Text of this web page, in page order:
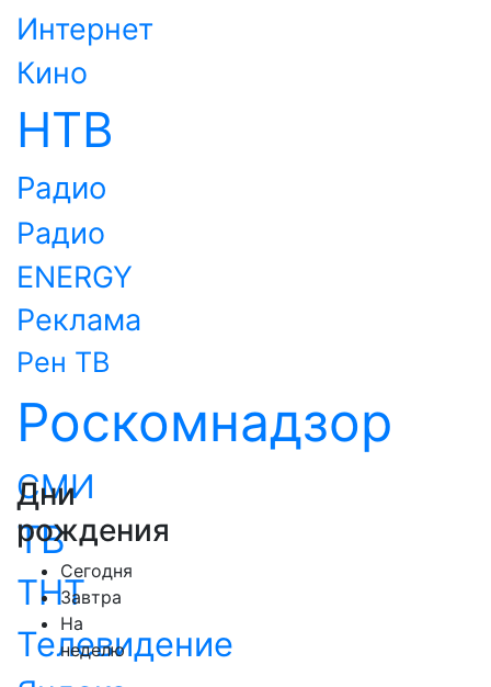
Интернет
Кино
НТВ
Радио
Радио
ENERGY
Реклама
Рен ТВ
Роскомнадзор
СМИ
ТВ
ТНТ
Телевидение
Дни
рождения
Сегодня
Завтра
На
неделю